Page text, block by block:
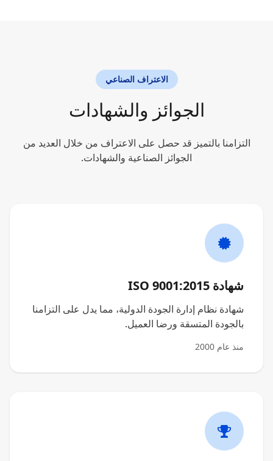
الاعتراف الصناعي
الجوائز والشهادات
التزامنا بالتميز قد حصل على الاعتراف من خلال العديد من
الجوائز الصناعية والشهادات.
شهادة ISO 9001:2015
شهادة نظام إدارة الجودة الدولية، مما يدل على التزامنا
بالجودة المتسقة ورضا العميل.
منذ عام 2000